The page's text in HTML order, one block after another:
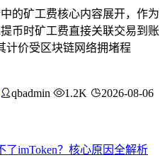
的矿工费核心内容展开，作为
币时矿工费直接关联交易到账
计价受区块链网络拥堵程
qbadmin 1.2K 2026-08-06